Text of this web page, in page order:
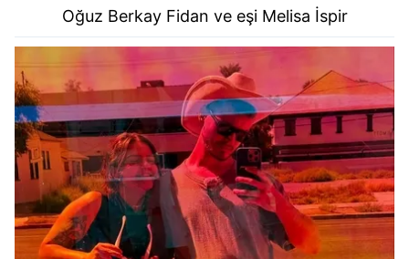
Oğuz Berkay Fidan ve eşi Melisa İspir